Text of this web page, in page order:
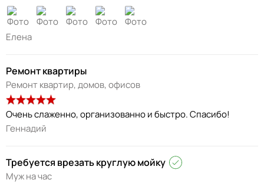
Елена
Ремонт квартиры
Ремонт квартир, домов, офисов
Очень слаженно, организованно и быстро. Спасибо!
Геннадий
Требуется врезать круглую мойку
Муж на час